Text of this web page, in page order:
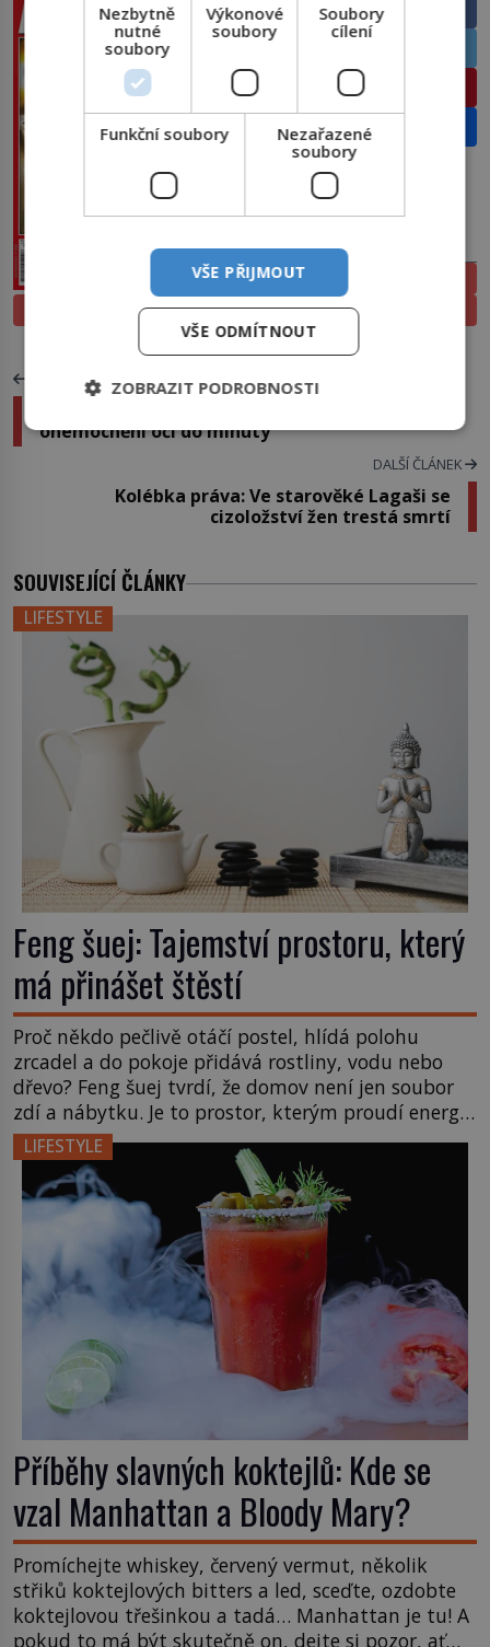
PROLISTOVAT
Facebook
Pinterest
Email
PŘEDPLATNÉ
TIŠTĚNÉ
PŘEDCHOZÍ ČLÁNEK
onemocnění očí do minuty
DALŠÍ ČLÁNEK
Kolébka práva: Ve starověké Lagaši se
cizoložství žen trestá smrtí
SOUVISEJÍCÍ ČLÁNKY
LIFESTYLE
Feng šuej: Tajemství prostoru, který
má přinášet štěstí
Proč někdo pečlivě otáčí postel, hlídá polohu
zrcadel a do pokoje přidává rostliny, vodu nebo
dřevo? Feng šuej tvrdí, že domov není jen soubor
zdí a nábytku. Je to prostor, kterým proudí energie
čchi a jeho uspořádání může ovlivňovat, jak se v
něm člověk cítí. Feng šuej má kořeny ve staré Číně
a jeho historie […]
LIFESTYLE
Příběhy slavných koktejlů: Kde se
vzal Manhattan a Bloody Mary?
Promíchejte whiskey, červený vermut, několik
střiků koktejlových bitters a led, sceďte, ozdobte
koktejlovou třešinkou a tadá… Manhattan je tu! A
pokud to má být skutečně on, dejte si pozor, ať
Nezbytně
nutné
soubory
Výkonové
soubory
Soubory
cílení
Funkční soubory
Nezařazené
soubory
VŠE PŘIJMOUT
VŠE ODMÍTNOUT
ZOBRAZIT PODROBNOSTI